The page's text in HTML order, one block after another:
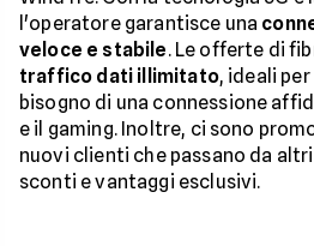
l'operatore garantisce una
veloce e stabile. Le offerte di
traffico dati illimitato, ideali
bisogno di una connessione
e il gaming. Inoltre, ci sono
nuovi clienti che passano da
sconti e vantaggi esclusivi.